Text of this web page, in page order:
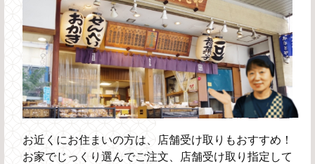
お近くにお住まいの方は、店舗受け取りもおすすめ！
お家でじっくり選んでご注文、店舗受け取り指定して